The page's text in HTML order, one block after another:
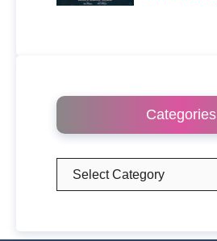
Categories
Categories